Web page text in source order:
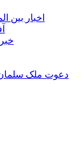
اخبار بین
دعوت ملک